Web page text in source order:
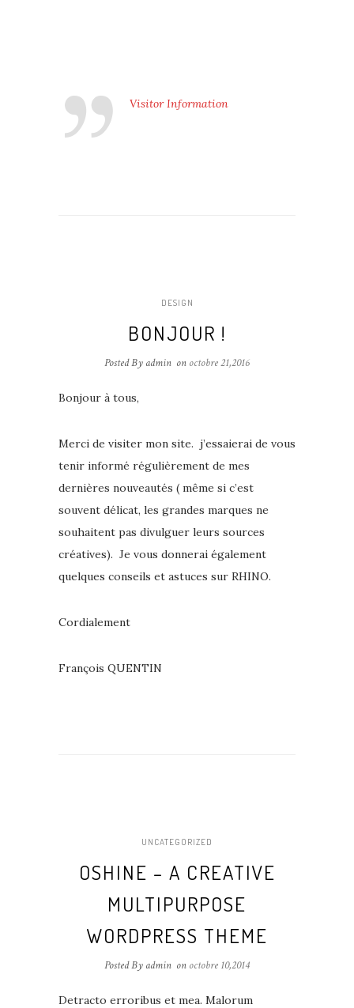
Visitor Information
DESIGN
BONJOUR !
Posted By admin on octobre 21,2016
Bonjour à tous,
Merci de visiter mon site. j’essaierai de vous
tenir informé régulièrement de mes
dernières nouveautés ( même si c’est
souvent délicat, les grandes marques ne
souhaitent pas divulguer leurs sources
créatives). Je vous donnerai également
quelques conseils et astuces sur RHINO.
Cordialement
François QUENTIN
UNCATEGORIZED
OSHINE – A CREATIVE
MULTIPURPOSE
WORDPRESS THEME
Posted By admin on octobre 10,2014
Detracto erroribus et mea. Malorum